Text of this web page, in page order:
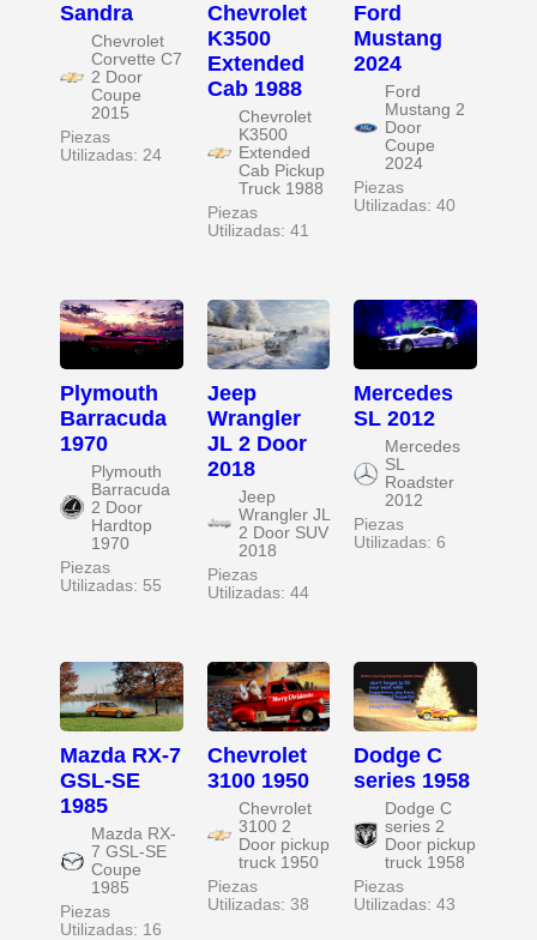
Sandra
Chevrolet
Corvette C7
2 Door
Coupe
2015
Piezas
Utilizadas: 24
Chevrolet
K3500
Extended
Cab 1988
Chevrolet
K3500
Extended
Cab Pickup
Truck 1988
Piezas
Utilizadas: 41
Ford
Mustang
2024
Ford
Mustang 2
Door
Coupe
2024
Piezas
Utilizadas: 40
Plymouth
Barracuda
1970
Plymouth
Barracuda
2 Door
Hardtop
1970
Piezas
Utilizadas: 55
Jeep
Wrangler
JL 2 Door
2018
Jeep
Wrangler JL
2 Door SUV
2018
Piezas
Utilizadas: 44
Mercedes
SL 2012
Mercedes
SL
Roadster
2012
Piezas
Utilizadas: 6
Mazda RX-7
GSL-SE
1985
Mazda RX-
7 GSL-SE
Coupe
1985
Piezas
Utilizadas: 16
Chevrolet
3100 1950
Chevrolet
3100 2
Door pickup
truck 1950
Piezas
Utilizadas: 38
Dodge C
series 1958
Dodge C
series 2
Door pickup
truck 1958
Piezas
Utilizadas: 43